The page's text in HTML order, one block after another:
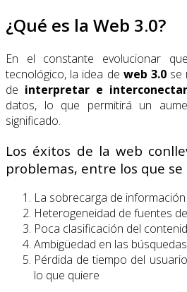
¿Qué es la Web 3.0?
En el constante evolucionar
tecnológico, la idea de web 3.0se
de interpretar e interconectar
datos, lo que permitirá un
significado.
Los éxitos de la web
problemas, entre los que
La sobrecarga de información
Heterogeneidad de fuentes
Poca clasificación del
Ambigüedad en las búsquedas
Pérdida de tiempo del
lo que quiere